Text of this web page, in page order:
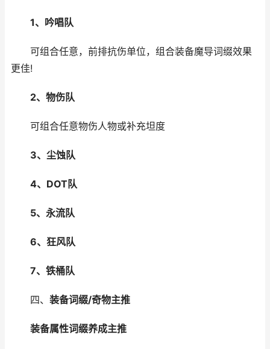
1、吟唱队
可组合任意，前排抗伤单位，组合装备魔导词缀效果
更佳!
2、物伤队
可组合任意物伤人物或补充坦度
3、尘蚀队
4、DOT队
5、永流队
6、狂风队
7、铁桶队
四、 装备词缀/奇物主推
装备属性词缀养成主推